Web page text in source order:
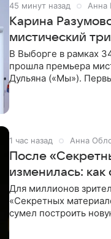
45 минут назад Анна
Карина
мистический
В Выборге в рамках
прошла премьера
Дульяна («Мы»).
1 час назад Анна
После
изменилась:
Для миллионов
«Секретных
сумел построить